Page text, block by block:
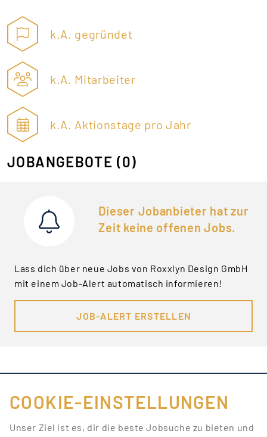
k.A. gegründet
k.A. Mitarbeiter
k.A. Aktionstage pro Jahr
JOBANGEBOTE (0)
Dieser Jobanbieter hat zur
Zeit keine offenen Jobs.
Lass dich über neue Jobs von Roxxlyn Design GmbH
mit einem Job-Alert automatisch informieren!
JOB-ALERT ERSTELLEN
FÜR JOBANBIETER
COOKIE-EINSTELLUNGEN
Unser Ziel ist es, dir die beste Jobsuche zu bieten und